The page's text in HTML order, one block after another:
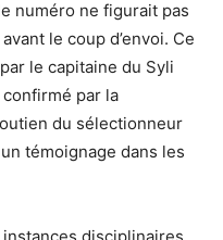
numéro ne figurait pas
le coup d’envoi. Ce
le capitaine du Syli
par la
du sélectionneur
témoignage dans les